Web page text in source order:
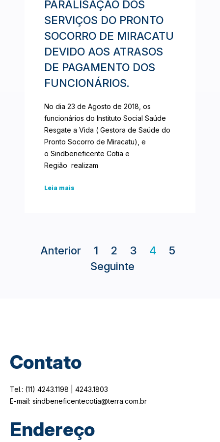
PARALISAÇÃO DOS
SERVIÇOS DO PRONTO
SOCORRO DE MIRACATU
DEVIDO AOS ATRASOS
DE PAGAMENTO DOS
FUNCIONÁRIOS.
No dia 23 de Agosto de 2018, os
funcionários do Instituto Social Saúde
Resgate a Vida ( Gestora de Saúde do
Pronto Socorro de Miracatu), e
o Sindbeneficente Cotia e
Região realizam
Leia mais
Anterior 1 2 3 4
5
Seguinte
Contato
Tel.: (11) 4243.1198 | 4243.1803
E-mail: sindbeneficentecotia@terra.com.br
Endereço